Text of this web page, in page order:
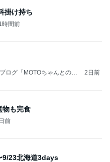
掛け持ち
時間前
ログ「MOTOちゃんとのは
2日前
物も完食
前
9/23北海道3days